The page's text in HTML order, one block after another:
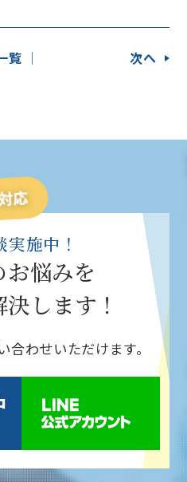
次へ
覧 │
施中！
お悩みを
決します！
わせいただけます。